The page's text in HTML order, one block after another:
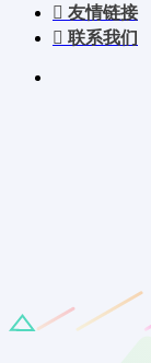
友情链接
联系我们